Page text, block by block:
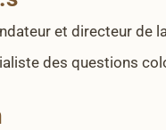
et directeur de
des questions